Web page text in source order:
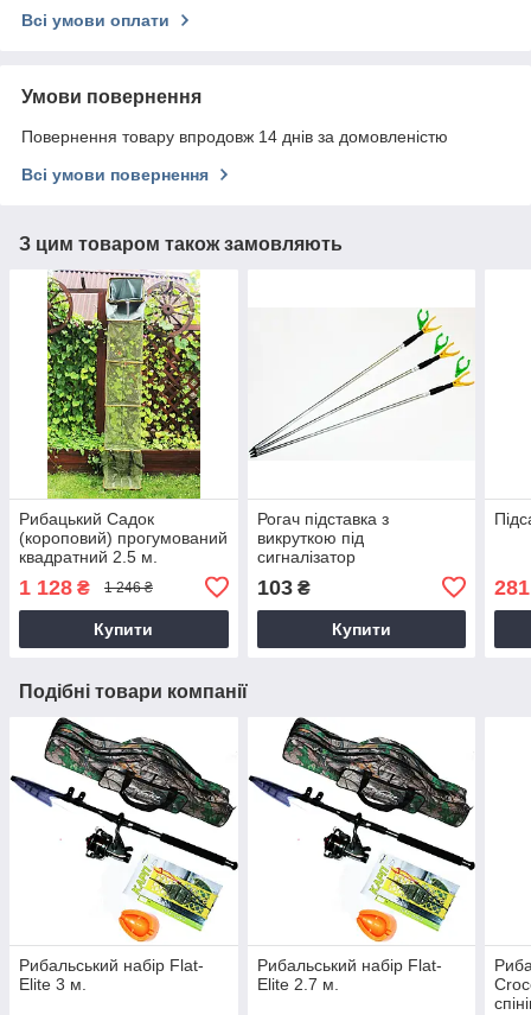
Всі умови оплати
Умови повернення
Повернення товару впродовж 14 днів за домовленістю
Всі умови повернення
З цим товаром також замовляють
Рибацький Садок
(короповий) прогумований
квадратний 2.5 м.
1 128 ₴ 1 246 ₴
Купити
Рогач підставка з
викруткою під
сигналізатор
103₴
Купити
281
Подібні товари компанії
Рибальський набір Flat-
Elite 3 м.
Рибальський набір Flat-
Elite 2.7 м.